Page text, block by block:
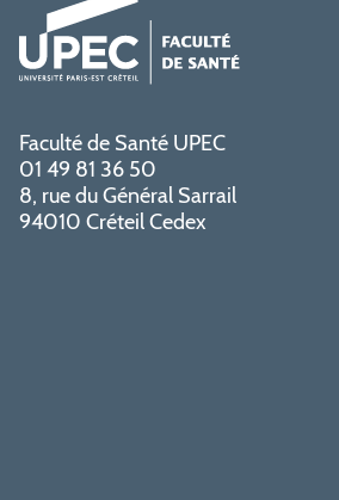
Faculté de Santé UPEC
01 49 81 36 50
8, rue du Général Sarrail
94010 Créteil Cedex